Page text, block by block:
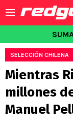
SELECCIÓN CHILENA
Mientras
millones
Manuel